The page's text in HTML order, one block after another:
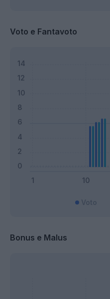
Voto e Fantavoto
Bonus e Malus